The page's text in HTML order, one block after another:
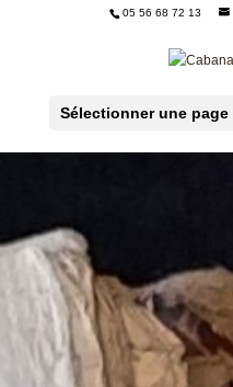
05 56 68 72 13
Sélectionner une page